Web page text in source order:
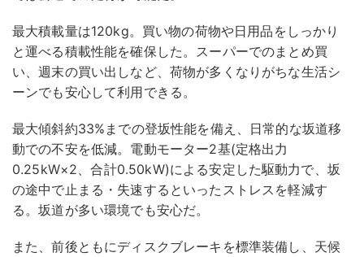
最大積載量は120kg。買い物の荷物や日用品をしっかり
と運べる積載性能を確保した。スーパーでのまとめ買
い、週末の買い出しなど、荷物が多くなりがちな生活シ
ーンでも安心して利用できる。
最大傾斜約33%までの登坂性能を備え、日常的な坂道移
動での不安を低減。電動モーター2基(定格出力
0.25kW×2、合計0.50kW)による安定した駆動力で、坂
の途中で止まる・失速するといったストレスを軽減す
る。坂道が多い環境でも安心だ。
また、前後ともにディスクブレーキを標準装備し、天候